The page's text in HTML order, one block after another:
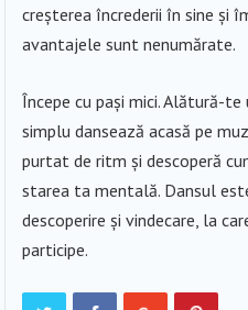
creșterea încrederii în sine și
avantajele sunt nenumărate.
Începe cu pași mici. Alătură-te
simplu dansează acasă pe
purtat de ritm și descoperă
starea ta mentală. Dansul
descoperire și vindecare, la
participe.